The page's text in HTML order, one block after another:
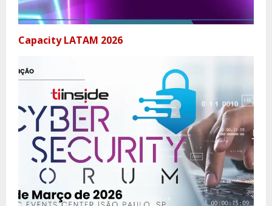
Capacity LATAM 2026